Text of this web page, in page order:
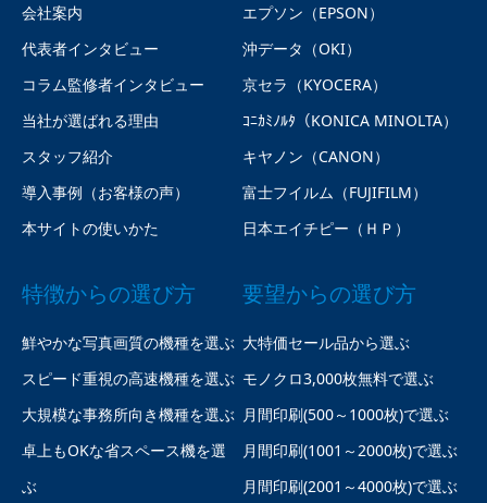
会社案内
代表者インタビュー
コラム監修者インタビュー
当社が選ばれる理由
スタッフ紹介
導入事例（お客様の声）
本サイトの使いかた
エプソン（EPSON）
沖データ（OKI）
京セラ（KYOCERA）
ｺﾆｶﾐﾉﾙﾀ（KONICA MINOLTA）
キヤノン（CANON）
富士フイルム（FUJIFILM）
日本エイチピー（ＨＰ）
特徴からの選び方
鮮やかな写真画質の機種を選ぶ
スピード重視の高速機種を選ぶ
大規模な事務所向き機種を選ぶ
卓上もOKな省スペース機を選
ぶ
要望からの選び方
大特価セール品から選ぶ
モノクロ3,000枚無料で選ぶ
月間印刷(500～1000枚)で選ぶ
月間印刷(1001～2000枚)で選ぶ
月間印刷(2001～4000枚)で選ぶ